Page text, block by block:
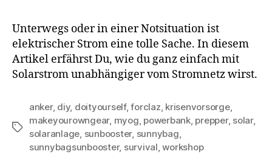
Unterwegs oder in einer Notsituation ist
elektrischer Strom eine tolle Sache. In diesem
Artikel erfährst Du, wie du ganz einfach mit
Solarstrom unabhängiger vom Stromnetz wirst.
Schlagwörter
anker, diy, doityourself,forclaz, krisenvorsorge,
makeyourowngear, myog, powerbank, prepper, solar,
solaranlage, sunbooster, sunnybag,
sunnybagsunbooster, survival,workshop